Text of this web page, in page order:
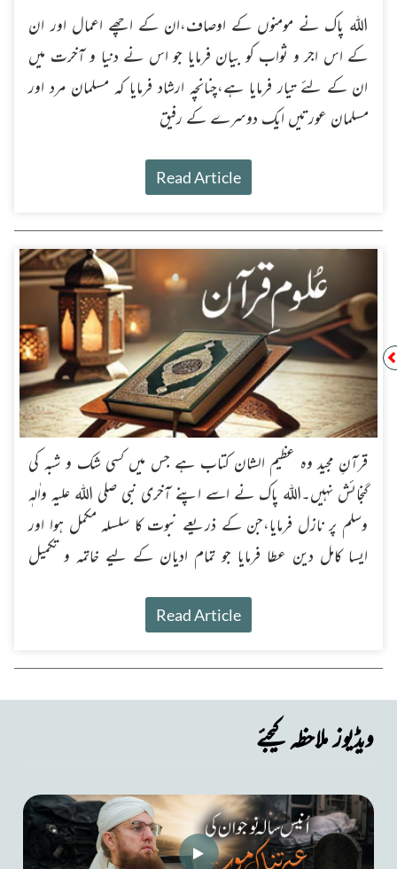
اللہ پاک نے مومنوں کے اوصاف،ان کے اچھے اعمال اور ان
کے اس اجر و ثواب کو بیان فرمایا جو اس نے دنیا و آخرت میں
ان کے لئے تیار فرمایا ہے،چنانچہ ارشاد فرمایا کہ مسلمان مرد اور
مسلمان عورتیں ایک دوسرے کے رفیق
Read Article
قرآنِ مجید وہ عظیم الشان کتاب ہے جس میں کسی شک و شبہ کی
گنجائش نہیں۔اللہ پاک نے اسے اپنے آخری نبی صلی اللہ علیہ واٰلہٖ
وسلم پر نازل فرمایا،جن کے ذریعے نبوت کا سلسلہ مکمل ہوا اور
ایسا کامل دین عطا فرمایا جو تمام ادیان کے لیے خاتمہ و تکمیل
Read Article
ویڈیوز ملاحظہ کیجئے